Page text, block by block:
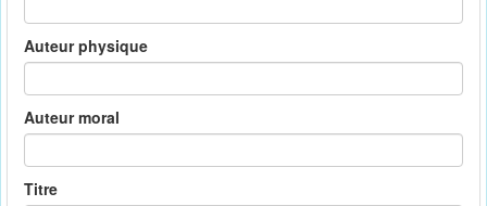
Auteur physique
Auteur moral
Titre